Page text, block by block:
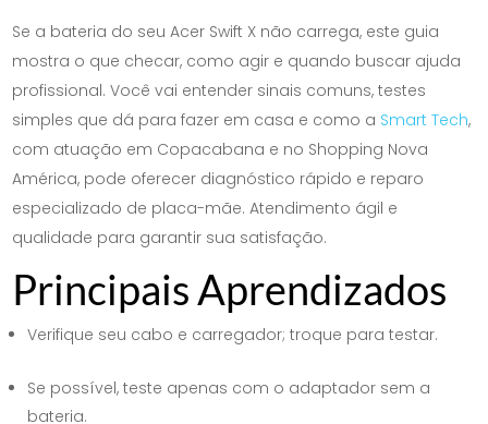
Se a bateria do seu Acer Swift X não carrega, este guia
mostra o que checar, como agir e quando buscar ajuda
profissional. Você vai entender sinais comuns, testes
simples que dá para fazer em casa e como a Smart Tech,
com atuação em Copacabana e no Shopping Nova
América, pode oferecer diagnóstico rápido e reparo
especializado de placa-mãe. Atendimento ágil e
qualidade para garantir sua satisfação.
Principais Aprendizados
Verifique seu cabo e carregador; troque para testar.
Se possível, teste apenas com o adaptador sem a
bateria.